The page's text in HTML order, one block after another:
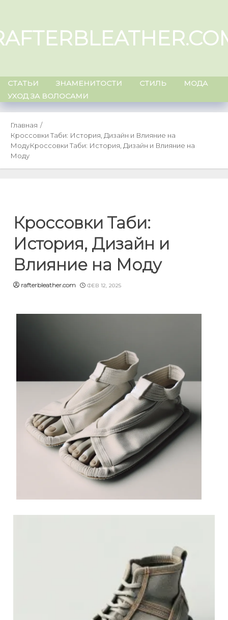
content
СТАТЬИ ЗНАМЕНИТОСТИ СТИЛЬ
МОДА
УХОД ЗА ВОЛОСАМИ
Главная
Кроссовки Таби: История, Дизайн и Влияние на
МодуКроссовки Таби: История, Дизайн и Влияние на
Моду
Кроссовки Таби:
История, Дизайн и
Влияние на Моду
rafterbleather.com ФЕВ 12, 2025